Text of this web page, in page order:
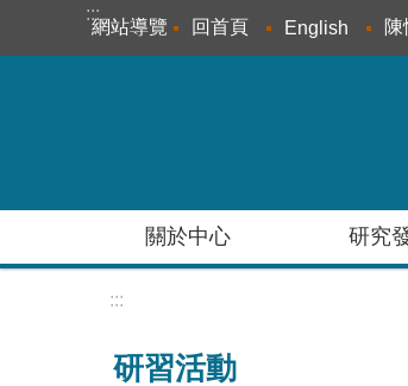
跳到主要內容區塊
:::
網站導覽 回首頁 English
關於中心 研究
:::
研習活動